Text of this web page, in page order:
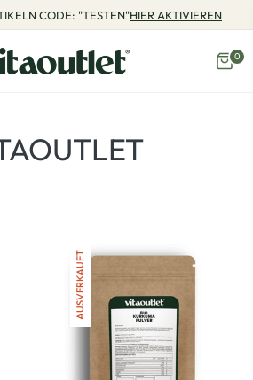
CODE: "TESTEN"HIER AKTIVIEREN
0
AUSVERKAUFT